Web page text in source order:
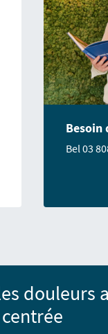
Besoin
Bel 03
douleurs
centrée